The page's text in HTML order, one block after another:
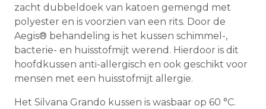
zacht dubbeldoek van katoen gemengd met
polyester en is voorzien van een rits. Door de
Aegis® behandeling is het kussen schimmel-,
bacterie- en huisstofmijt werend. Hierdoor is dit
hoofdkussen anti-allergisch en ook geschikt voor
mensen met een huisstofmijt allergie.
Het Silvana Grando kussen is wasbaar op 60 °C.